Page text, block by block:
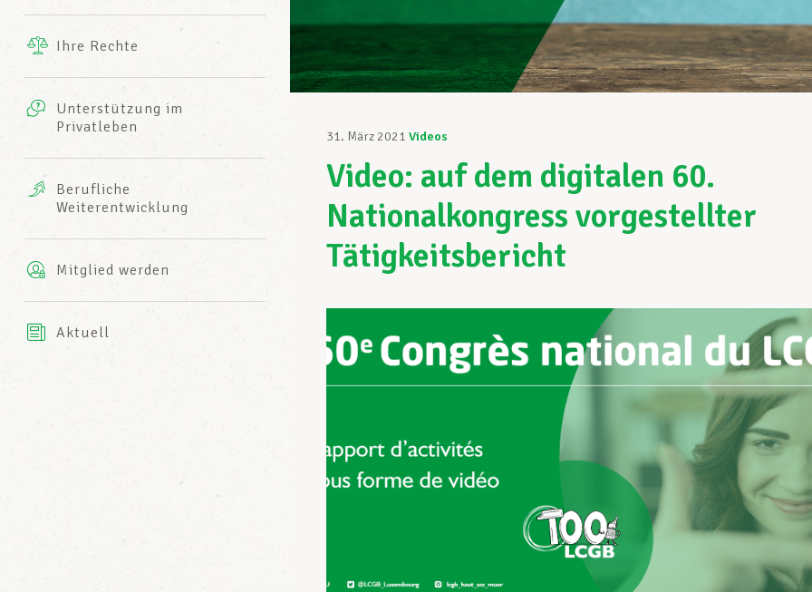
INFO-CENTER
des LCGBs
Ihre Rechte
Unterstützung im
Privatleben
Leistungen
Mutuelle
AXA
Berufliche
Weiterentwicklung
Mitglied werden
Aktuell
31. März 2021 Videos
Video: auf dem digitalen 60.
Nationalkongress vorgestellter
Tätigkeitsbericht